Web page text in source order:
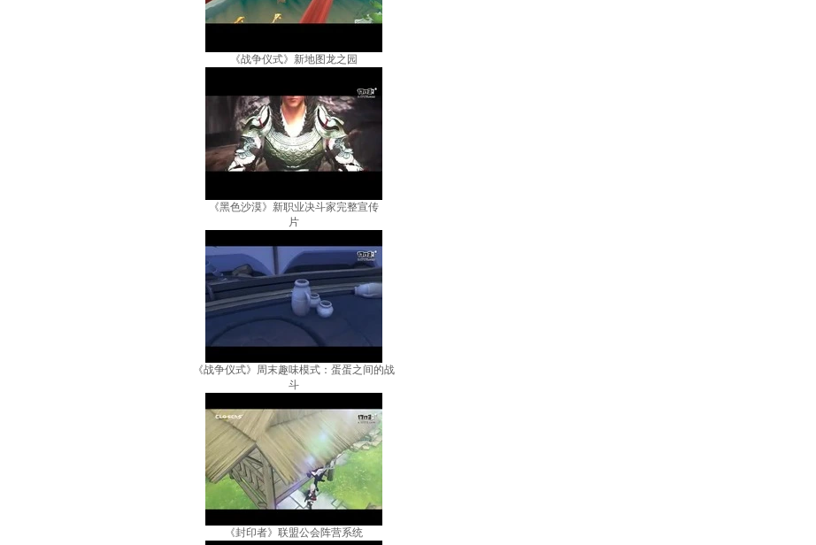
《战争仪式》新地图龙之园
《黑色沙漠》新职业决斗家完整宣传
片
《战争仪式》周末趣味模式：蛋蛋之间的战
斗
《封印者》联盟公会阵营系统